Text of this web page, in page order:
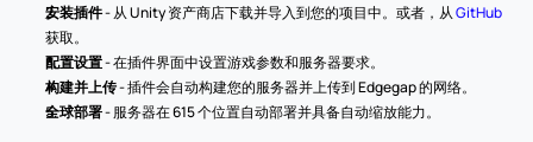
安装插件 - 从 Unity 资产商店下载并导入到您的项目中。或者，从 GitHub
获取。
配置设置 - 在插件界面中设置游戏参数和服务器要求。
构建并上传 - 插件会自动构建您的服务器并上传到 Edgegap 的网络。
全球部署 - 服务器在 615 个位置自动部署并具备自动缩放能力。